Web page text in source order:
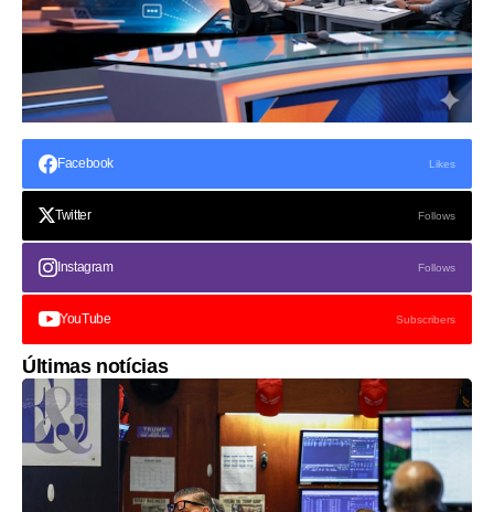
Facebook Likes
Twitter Follows
Instagram Follows
YouTube Subscribers
Últimas notícias